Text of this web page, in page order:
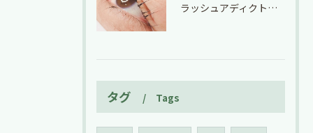
ラッシュアディクト効果絶大！(*^^*)
タグ Tags